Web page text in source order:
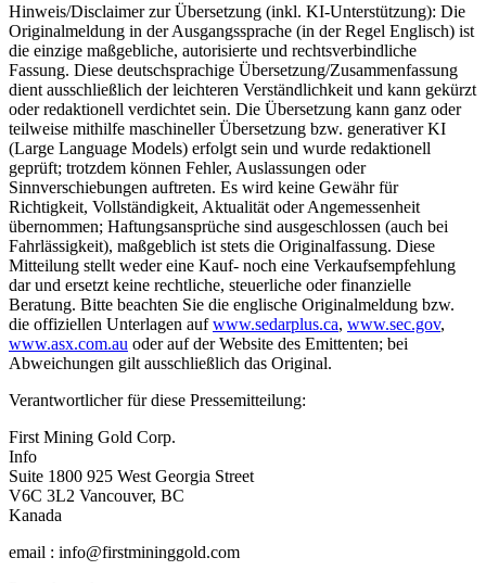
Hinweis/Disclaimer zur Übersetzung (inkl. KI-Unterstützung): Die
Originalmeldung in der Ausgangssprache (in der Regel Englisch) ist
die einzige maßgebliche, autorisierte und rechtsverbindliche
Fassung. Diese deutschsprachige Übersetzung/Zusammenfassung
dient ausschließlich der leichteren Verständlichkeit und kann gekürzt
oder redaktionell verdichtet sein. Die Übersetzung kann ganz oder
teilweise mithilfe maschineller Übersetzung bzw. generativer KI
(Large Language Models) erfolgt sein und wurde redaktionell
geprüft; trotzdem können Fehler, Auslassungen oder
Sinnverschiebungen auftreten. Es wird keine Gewähr für
Richtigkeit, Vollständigkeit, Aktualität oder Angemessenheit
übernommen; Haftungsansprüche sind ausgeschlossen (auch bei
Fahrlässigkeit), maßgeblich ist stets die Originalfassung. Diese
Mitteilung stellt weder eine Kauf- noch eine Verkaufsempfehlung
dar und ersetzt keine rechtliche, steuerliche oder finanzielle
Beratung. Bitte beachten Sie die englische Originalmeldung bzw.
die offiziellen Unterlagen aufwww.sedarplus.ca, www.sec.gov,
www.asx.com.au oder auf der Website des Emittenten; bei
Abweichungen gilt ausschließlich das Original.
Verantwortlicher für diese Pressemitteilung:
First Mining Gold Corp.
Info
Suite 1800 925 West Georgia Street
V6C 3L2 Vancouver, BC
Kanada
email : info@firstmininggold.com